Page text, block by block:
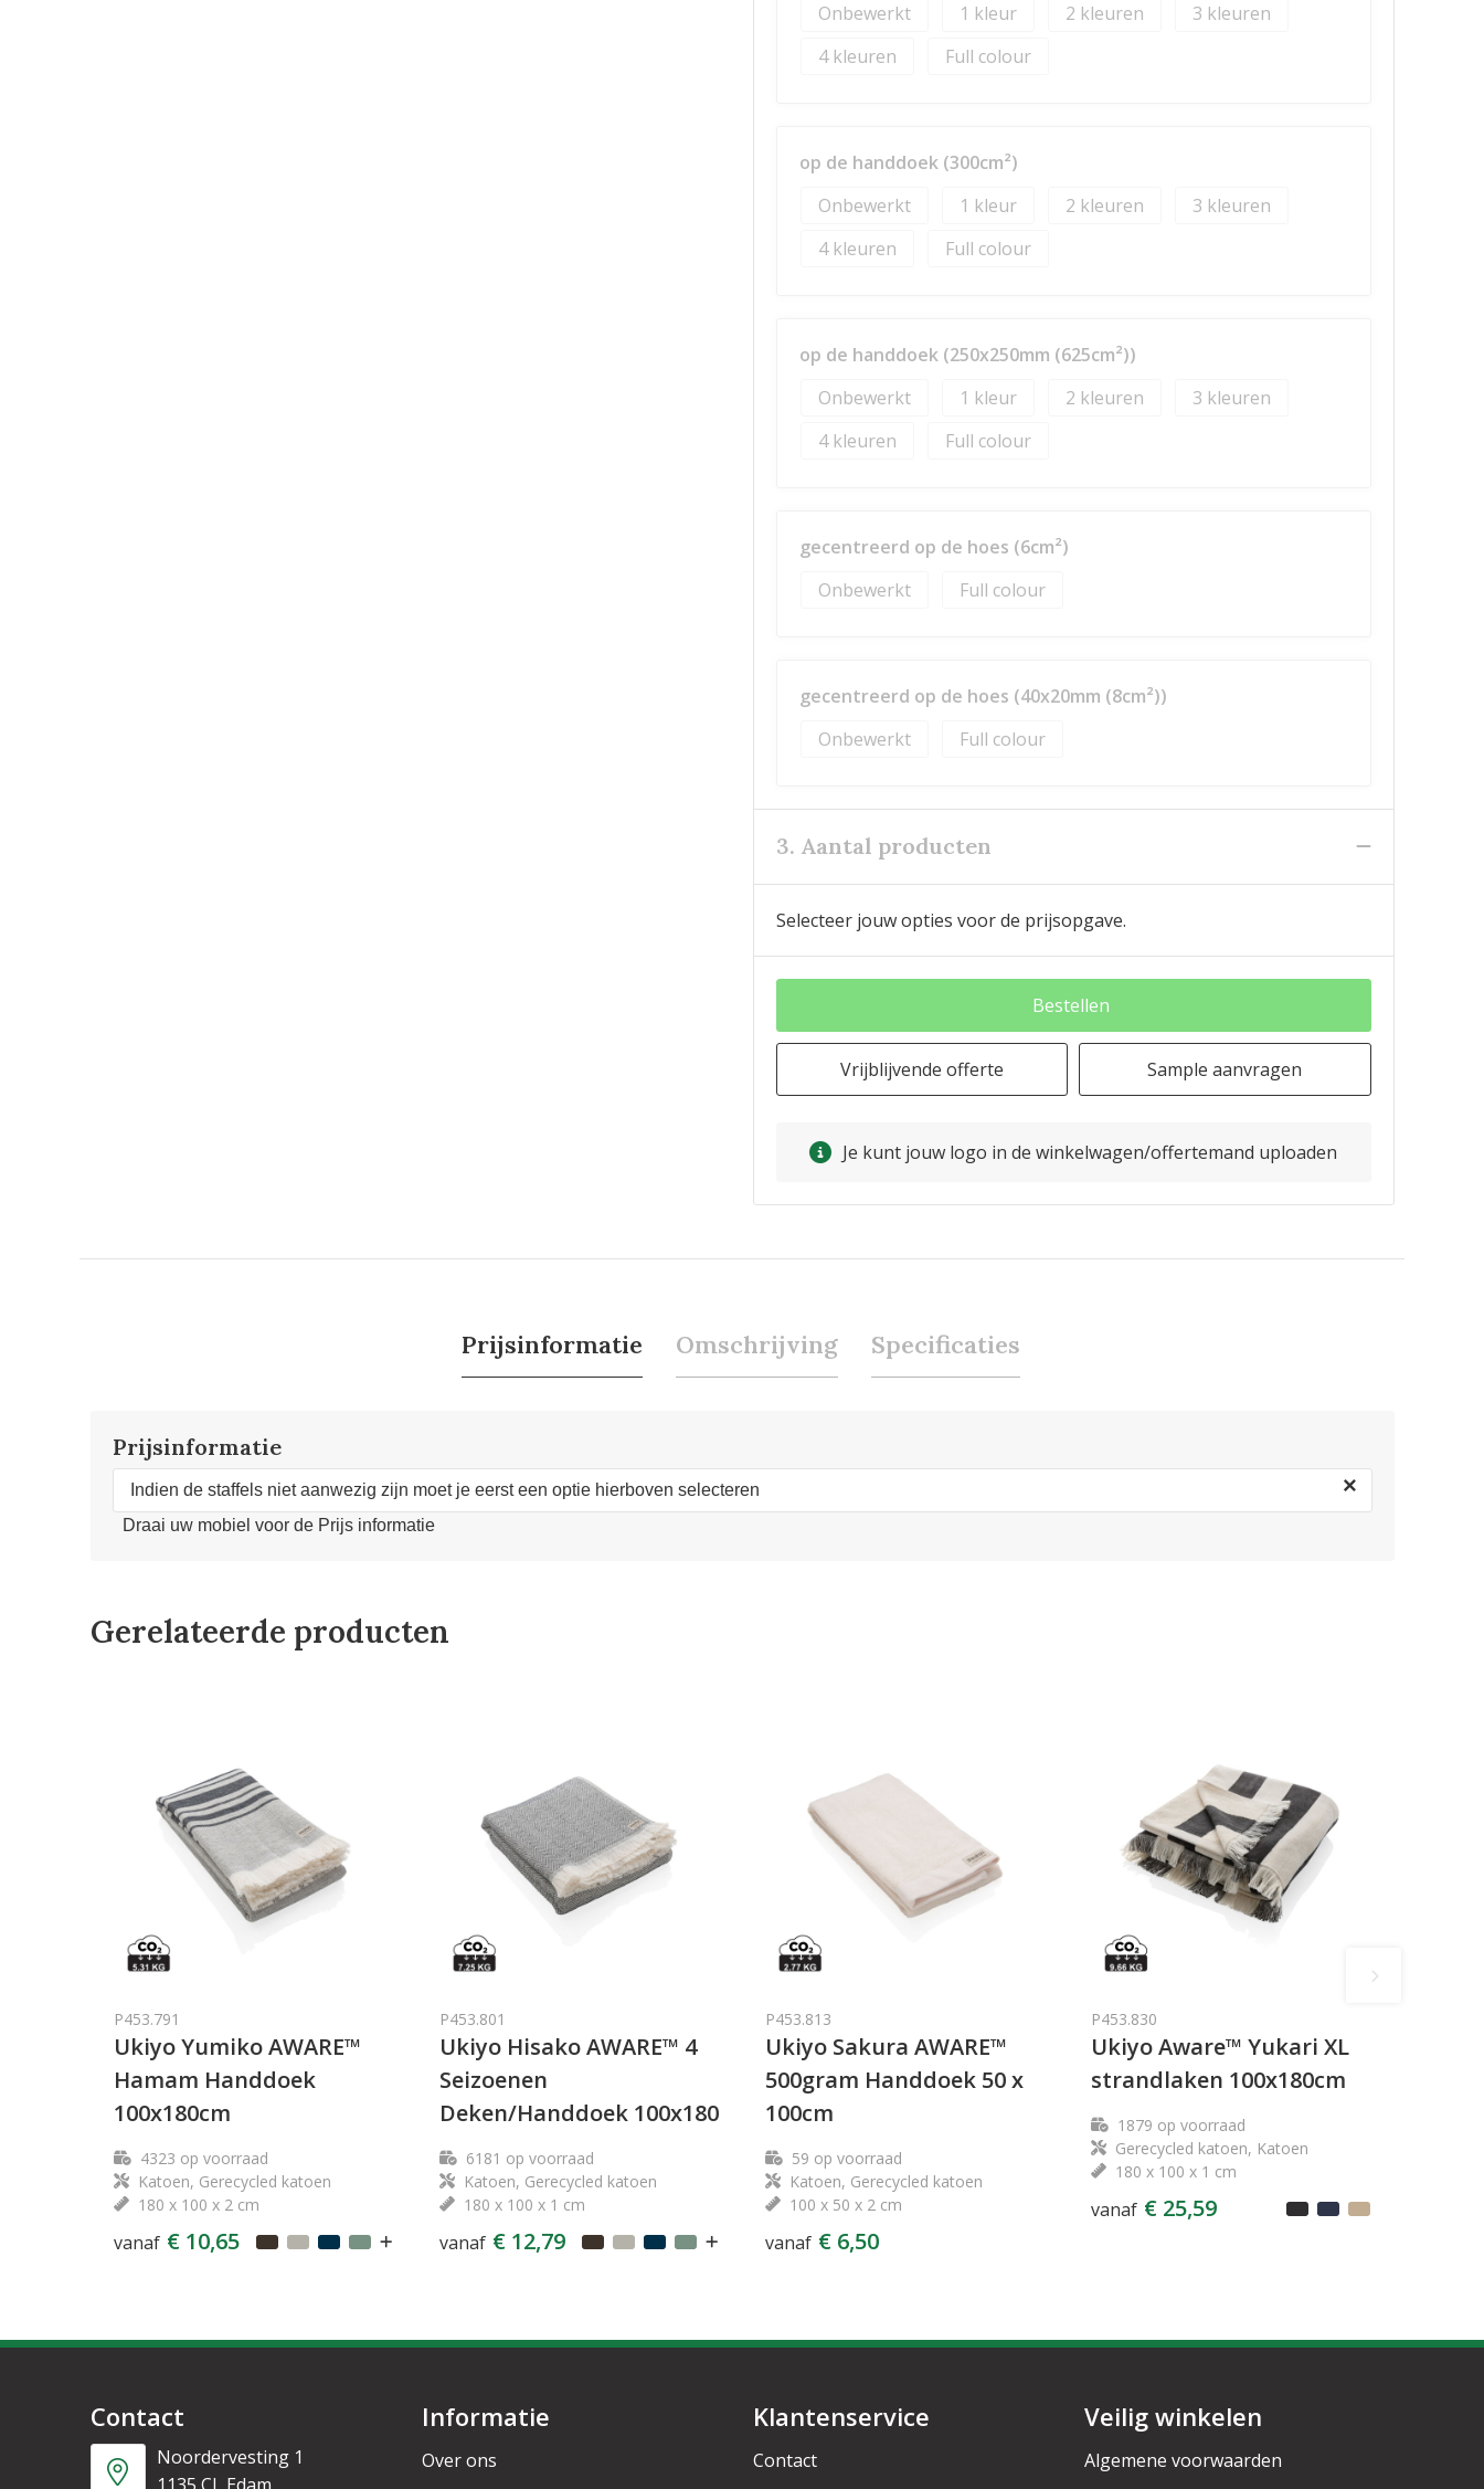
Onbewerkt
1 2
3
4
Full colour
op de handdoek (300cm²)
Onbewerkt
1 2
3
4
Full colour
op de handdoek (250x250mm (625cm²))
Onbewerkt
1 2
3
4
Full colour
gecentreerd op de hoes (6cm²)
Onbewerkt
Full colour
gecentreerd op de hoes (40x20mm (8cm²))
Onbewerkt
Full colour
3. Aantal producten
Selecteer jouw opties voor de prijsopgave.
Bestellen
Vrijblijvende offerte Sample aanvragen
Je kunt jouw logo in de winkelwagen/offertemand uploaden
Prijsinformatie Omschrijving Specificaties
Prijsinformatie
Indien de staffels niet aanwezig zijn moet je eerst een optie hierboven selecteren ×
Draai uw mobiel voor de Prijs informatie
Gerelateerde producten
P453.791
Ukiyo Yumiko AWARE™
Hamam Handdoek
100x180cm
4323 op voorraad
Katoen, Gerecycled katoen
180 x 100 x 2 cm
vanaf € 10,65
P453.801
Ukiyo Hisako AWARE™ 4
Seizoenen
Deken/Handdoek 100x180
6181 op voorraad
Katoen, Gerecycled katoen
180 x 100 x 1 cm
vanaf € 12,79
P453.813
Ukiyo Sakura AWARE™
500gram Handdoek 50 x
100cm
59 op voorraad
Katoen, Gerecycled katoen
100 x 50 x 2 cm
vanaf € 6,50
P453.830
Ukiyo Aware™ Yukari XL
strandlaken 100x180cm
1879 op voorraad
Gerecycled katoen, Katoen
180 x 100 x 1 cm
vanaf € 25,59
Contact
Noordervesting 1
Informatie
Over ons
Klantenservice
Contact
Veilig winkelen
Algemene voorwaarden